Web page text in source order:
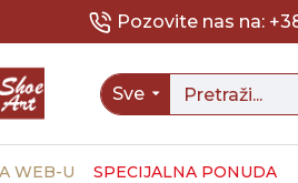
Pozovite nas na:
Sve
WEB-U SPECIJALNA PONUDA